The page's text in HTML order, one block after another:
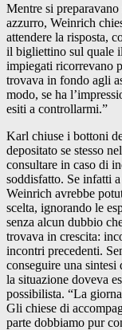
Mentre si
azzurro, Weinrich
attendere la risposta,
il bigliettino sul quale
impiegati ricorrevano
trovava in fondo agli
modo, se ha
esiti a controllarmi.”
Karl chiuse i bottoni
depositato se stesso
consultare in caso di
soddisfatto. Se infatti
Weinrich avrebbe
scelta, ignorando le
senza alcun dubbio
trovava in crescita:
incontri precedenti.
conseguire una
la situazione doveva
possibilista. “La
Gli chiese di
parte dobbiamo pur